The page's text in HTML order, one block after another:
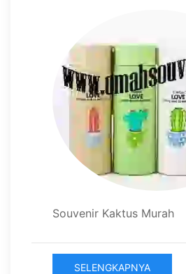
Souvenir Kaktus Murah
SELENGKAPNYA